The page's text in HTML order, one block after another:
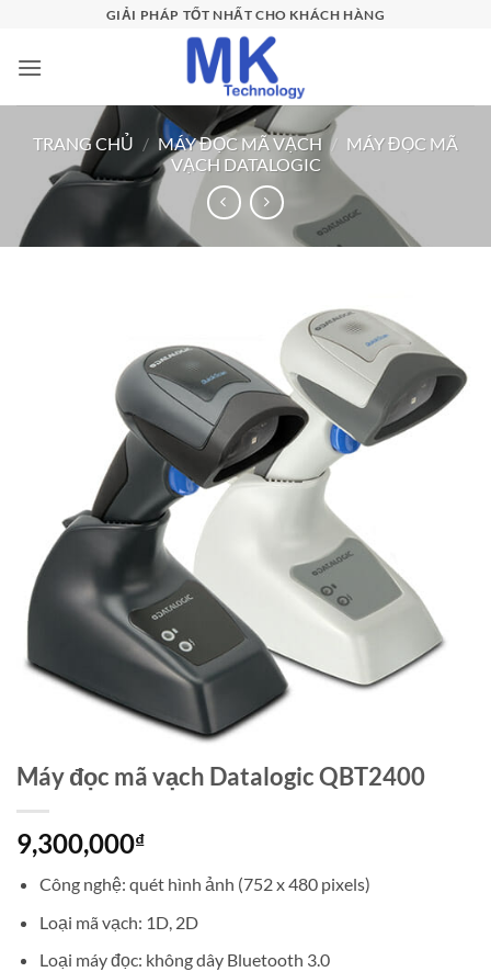
nội
GIẢI PHÁP TỐT NHẤT CHO KHÁCH HÀNG
TRANG CHỦ / MÁY ĐỌC MÃ VẠCH / MÁY ĐỌC MÃ
VẠCH DATALOGIC
Máy đọc mã vạch Datalogic QBT2400
9,300,000₫
Công nghệ: quét hình ảnh (752 x 480 pixels)
Loại mã vạch: 1D, 2D
Loại máy đọc: không dây Bluetooth 3.0